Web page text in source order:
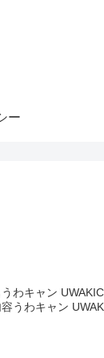
ー
キャン
うわキャン